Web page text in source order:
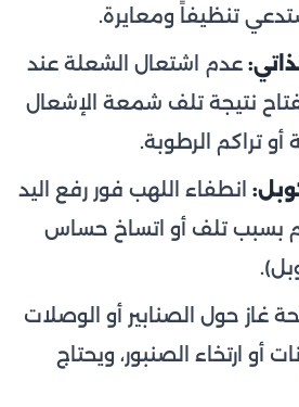
تنظيفاً ومعايرة.
عدم اشتعال الشعلة عند
نتيجة تلف شمعة الإشعال
تراكم الرطوبة.
انطفاء اللهب فور رفع اليد
بسبب تلف أو اتساخ حساس
غاز حول الصنابير أو الوصلات
أو ارتخاء الصنبور، ويحتاج